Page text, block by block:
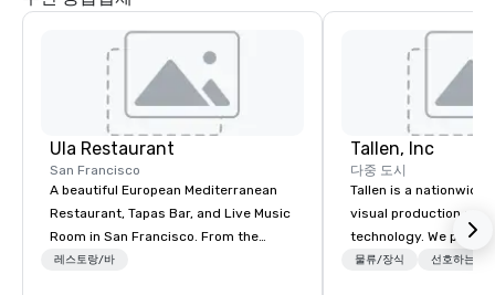
Ula Restaurant
San Francisco
A beautiful European Mediterranean
Restaurant, Tapas Bar, and Live Music
Room in San Francisco. ​From the
레스토랑/바
Tallen, Inc
다중 도시
Tallen is a nationwide
visual production and
technology. We
solutions — from
물류/장식 선호하는 직